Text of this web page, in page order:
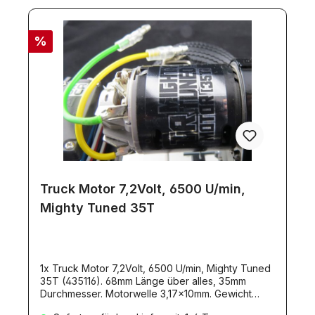
%
Truck Motor 7,2Volt, 6500 U/min,
Mighty Tuned 35T
1x Truck Motor 7,2Volt, 6500 U/min, Mighty Tuned
35T (435116). 68mm Länge über alles, 35mm
Durchmesser. Motorwelle 3,17x10mm. Gewicht